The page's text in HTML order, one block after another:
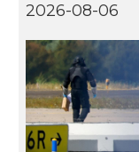
2026-08-06